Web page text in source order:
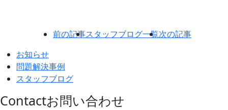
前の記事スタッフブログ一覧次の記事
お知らせ
問題解決事例
スタッフブログ
Contactお問い合わせ